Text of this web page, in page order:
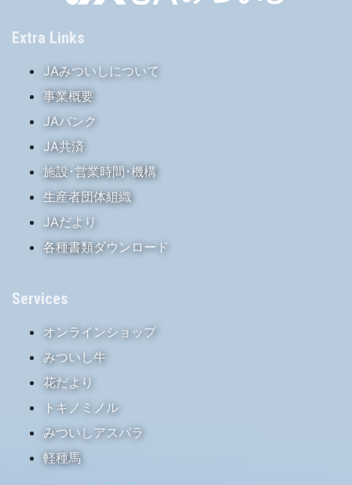
Extra Links
JAみついしについて
事業概要
JAバンク
JA共済
施設･営業時間･機構
生産者団体組織
JAだより
各種書類ダウンロード
Services
オンラインショップ
みついし牛
花だより
トキノミノル
みついしアスパラ
軽種馬